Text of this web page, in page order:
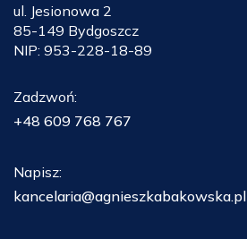
ul. Jesionowa 2
85-149 Bydgoszcz
NIP: 953-228-18-89
Zadzwoń:
+48 609 768 767
Napisz:
kancelaria@agnieszkabakowska.pl